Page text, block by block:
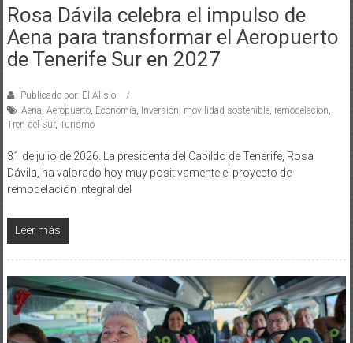
Rosa Dávila celebra el impulso de
Aena para transformar el Aeropuerto
de Tenerife Sur en 2027
Publicado por: El Alisio
Aena Aeropuerto, Economía Inversión movilidad sostenible, remodelación
Tren del Sur, Turismo
31 de julio de 2026. La presidenta del Cabildo de Tenerife, Rosa
Dávila, ha valorado hoy muy positivamente el proyecto de
remodelación integral del
Leer más